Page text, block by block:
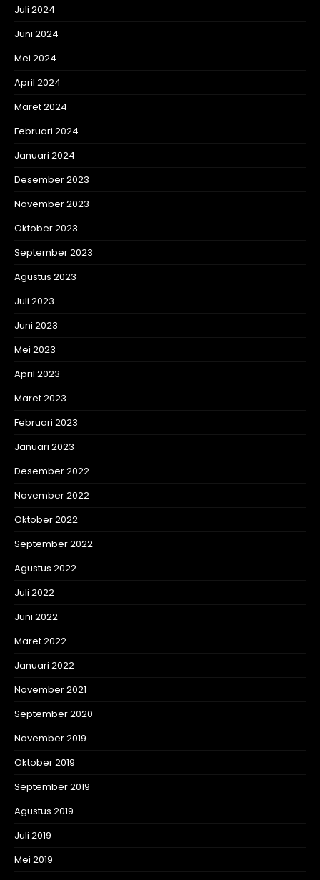
Juli 2024
Juni 2024
Mei 2024
April 2024
Maret 2024
Februari 2024
Januari 2024
Desember 2023
November 2023
Oktober 2023
September 2023
Agustus 2023
Juli 2023
Juni 2023
Mei 2023
April 2023
Maret 2023
Februari 2023
Januari 2023
Desember 2022
November 2022
Oktober 2022
September 2022
Agustus 2022
Juli 2022
Juni 2022
Maret 2022
Januari 2022
November 2021
September 2020
November 2019
Oktober 2019
September 2019
Agustus 2019
Juli 2019
Mei 2019